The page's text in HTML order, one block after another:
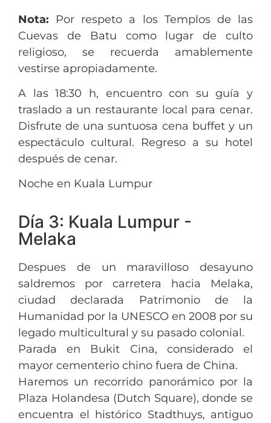
Nota:
Por respeto a los Templos de las
Cuevas de Batu como lugar de culto
religioso, se recuerda amablemente
vestirse apropiadamente.
A las 18:30 h, encuentro con su guía y
traslado a un restaurante local para cenar.
Disfrute de una suntuosa cena buffet y un
espectáculo cultural. Regreso a su hotel
después de cenar.
Noche en Kuala Lumpur
Día 3: Kuala Lumpur -
Melaka
Despues de un maravilloso desayuno
saldremos por carretera hacia Melaka,
ciudad declarada Patrimonio de la
Humanidad por la UNESCO en 2008 por su
legado multicultural y su pasado colonial.
Parada en Bukit Cina, considerado el
mayor cementerio chino fuera de China.
Haremos un recorrido panorámico por la
Plaza Holandesa (Dutch Square), donde se
encuentra el histórico Stadthuys, antiguo